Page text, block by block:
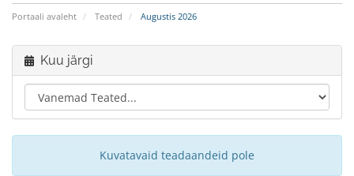
Portaali avaleht Teated Augustis 2026
Kuu järgi
Kuvatavaid teadaandeid pole